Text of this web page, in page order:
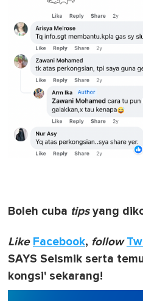
Boleh cuba tipsyang
Like Facebook, follow
SAYS Seismik serta
kongsi' sekarang!